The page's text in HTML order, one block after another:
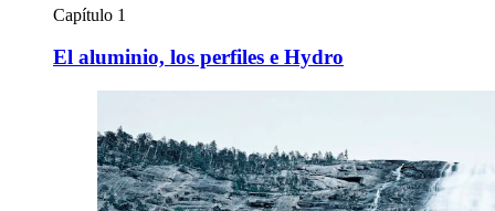
Capítulo 1
El aluminio, los perfiles e Hydro